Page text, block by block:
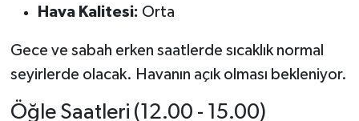
Hava Kalitesi: Orta
Gece ve sabah erken saatlerde sıcaklık normal
seyirlerde olacak. Havanın açık olması bekleniyor.
Öğle Saatleri (12.00 - 15.00)
Resmi İlan
Rüya Tabirleri